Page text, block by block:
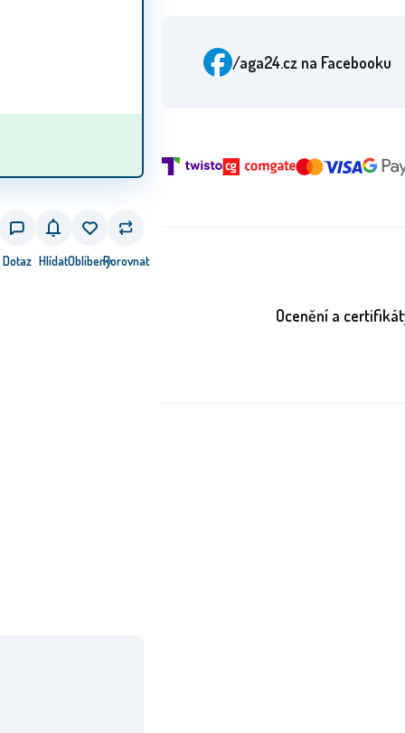
Dotaz HlídatOblíbenýPorovnat
/aga24.cz na Facebooku
Ocenění a